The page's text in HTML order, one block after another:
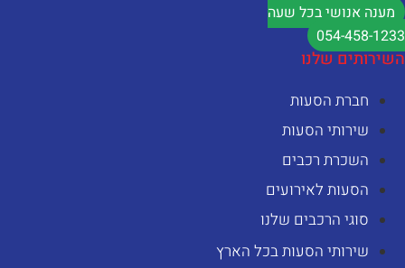
מענה אנושי בכל שעה
054-458-
שלנו
חברת הסעות
שירותי הסעות
השכרת רכבים
הסעות לאירועים
סוגי הרכבים שלנו
שירותי הסעות בכל הארץ